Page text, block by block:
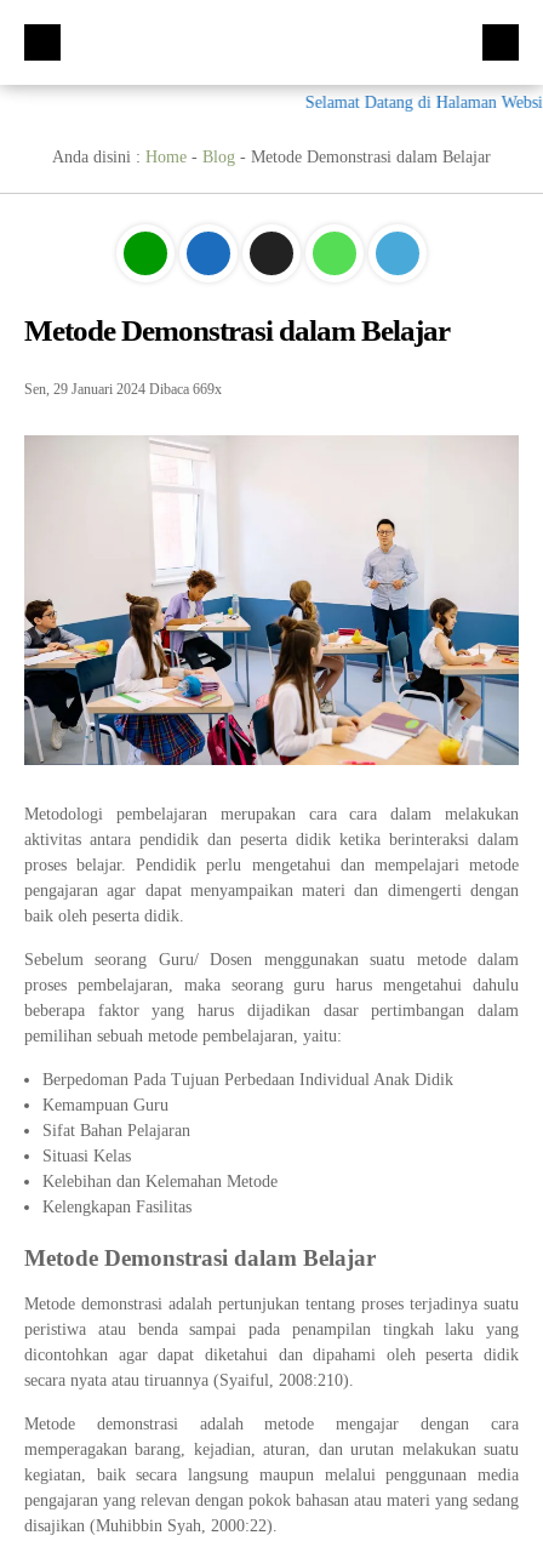
Kompetensi Keahlian
Multimedia (MM)
Tata Busana (TB)
Akuntansi Dan Keuangan Lembaga (AKL)
Otomatisasi dan Tata Kelola Perkantoran (OTKP)
Fasilitas
Galeri
Video
Materi + Tugas
Kumpulan Soal
Materi Komputer dan Jaringan Dasar
Materi Pemograman Dasar
Sistem Komputer
Dasar Desain Grafis
Desain Media Interaktif
Bisnis Daring dan Pemasaran
Humas
Selamat Datang di Halaman
Anda disini : Home - Blog - Metode Demonstrasi dalam Belajar
Metode Demonstrasi dalam Belajar
Sen, 29 Januari 2024 Dibaca 669x
Metodologi pembelajaran merupakan cara cara dalam melakukan
aktivitas antara pendidik dan peserta didik ketika berinteraksi dalam
proses belajar. Pendidik perlu mengetahui dan mempelajari metode
pengajaran agar dapat menyampaikan materi dan dimengerti dengan
baik oleh peserta didik.
Sebelum seorang Guru/ Dosen menggunakan suatu metode dalam
proses pembelajaran, maka seorang guru harus mengetahui dahulu
beberapa faktor yang harus dijadikan dasar pertimbangan dalam
pemilihan sebuah metode pembelajaran, yaitu:
Berpedoman Pada Tujuan Perbedaan Individual Anak Didik
Kemampuan Guru
Sifat Bahan Pelajaran
Situasi Kelas
Kelebihan dan Kelemahan Metode
Kelengkapan Fasilitas
Metode Demonstrasi dalam Belajar
Metode demonstrasi adalah pertunjukan tentang proses terjadinya suatu
peristiwa atau benda sampai pada penampilan tingkah laku yang
dicontohkan agar dapat diketahui dan dipahami oleh peserta didik
secara nyata atau tiruannya (Syaiful, 2008:210).
Metode demonstrasi adalah metode mengajar dengan cara
memperagakan barang, kejadian, aturan, dan urutan melakukan suatu
kegiatan, baik secara langsung maupun melalui penggunaan media
pengajaran yang relevan dengan pokok bahasan atau materi yang sedang
disajikan (Muhibbin Syah, 2000:22).